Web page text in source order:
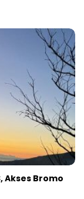
Akses Bromo